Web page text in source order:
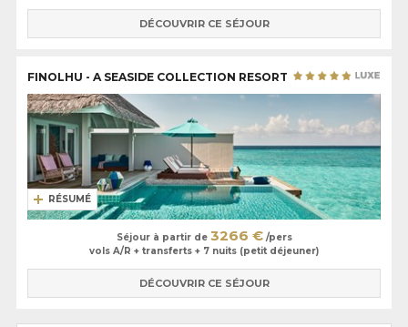
DÉCOUVRIR CE SÉJOUR
FINOLHU - A SEASIDE COLLECTION RESORT
RÉSUMÉ
Séjour à partir de 3266 €/pers
vols A/R + transferts + 7 nuits (petit déjeuner)
DÉCOUVRIR CE SÉJOUR